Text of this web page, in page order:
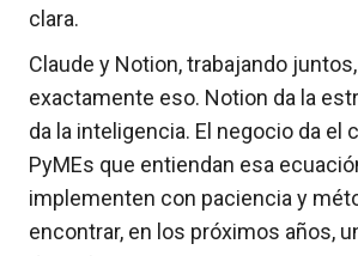
clara.
Claude y Notion, trabajando
exactamente eso. Notion da la
da la inteligencia. El negocio da el
PyMEs que entiendan esa
implementen con paciencia y
encontrar, en los próximos años,